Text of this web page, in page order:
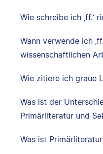
Wie schreibe ich ‚ff.‘
Wann verwende ich
wissenschaftlichen
Wie zitiere ich graue
Was ist der
Primärliteratur und
Was ist